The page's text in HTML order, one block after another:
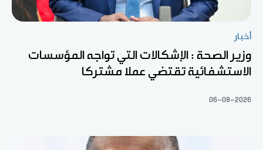
أخبار
وزير الصحة : الإشكالات التي تواجه المؤسسات
الاستشفائية تقتضي عملا مشتركا
06-08-2026